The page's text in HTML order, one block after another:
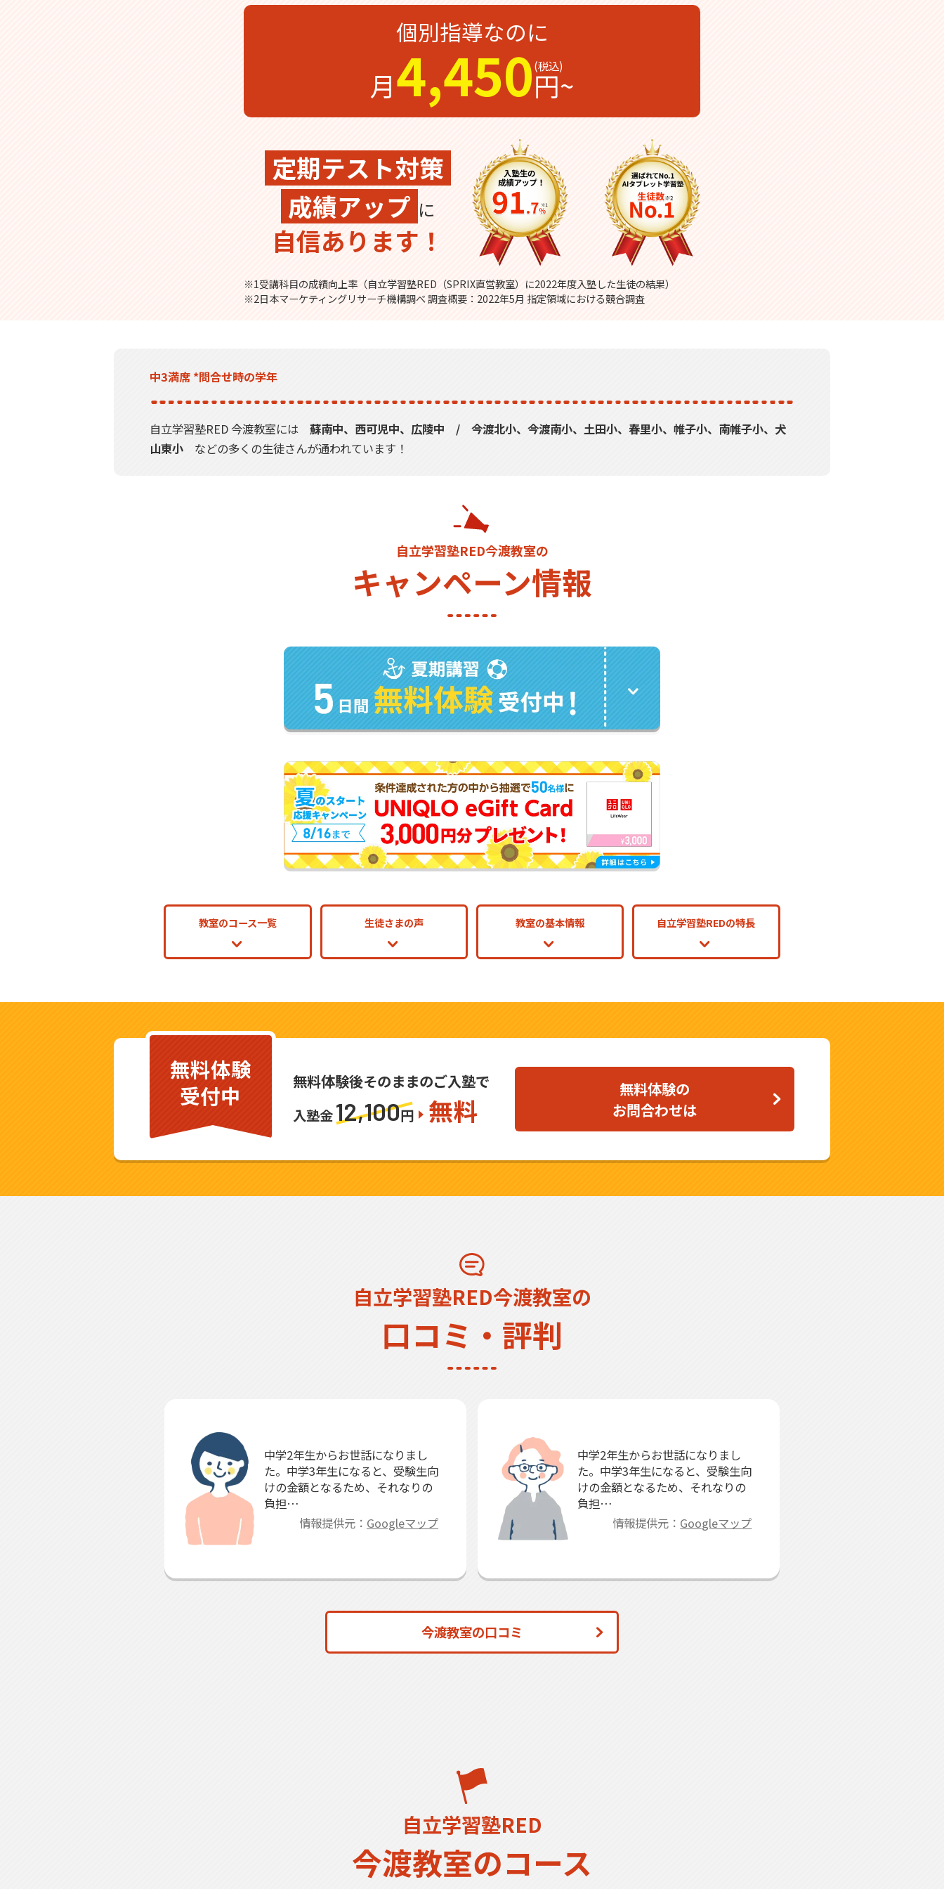
個別指導なのに
月4,450円~
定期テスト対策
成績アップ に
自信あります！
※1受講科目の成績向上率（自立学習塾RED（SPRIX直営教室）に2022年度入塾した生徒の結果）
※2日本マーケティングリサーチ機構調べ 調査概要：2022年5月 指定領域における競合調査
中3満席 *問合せ時の学年
自立学習塾RED 今渡教室には 蘇南中、西可児中、広陵中 / 今渡北小、今渡南小、土田小、春里小、帷子小、南帷子小、犬
山東小 などの多くの生徒さんが通われています！
自立学習塾RED今渡教室の
キャンペーン情報
教室のコース一覧 生徒さまの声 教室の基本情報 自立学習塾REDの特長
無料体験
受付中
無料体験後そのままのご入塾で
入塾金12,100円 無料
無料体験の
お問合わせは
自立学習塾RED今渡教室の
口コミ・評判
中学2年生からお世話になりまし
た。中学3年生になると、受験生向
けの金額となるため、それなりの
負担…
情報提供元： Googleマップ
中学2年生からお世話になりまし
た。中学3年生になると、受験生向
けの金額となるため、それなりの
負担…
情報提供元： Googleマップ
今渡教室の口コミ
自立学習塾RED
今渡教室のコース